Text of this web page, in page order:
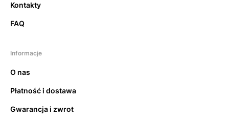
Kontakty
FAQ
Informacje
O nas
Płatność i dostawa
Gwarancja i zwrot